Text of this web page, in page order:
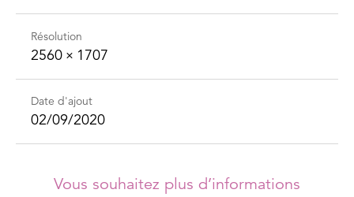
Résolution
2560 × 1707
Date d'ajout
02/09/2020
Vous souhaitez plus d’informations